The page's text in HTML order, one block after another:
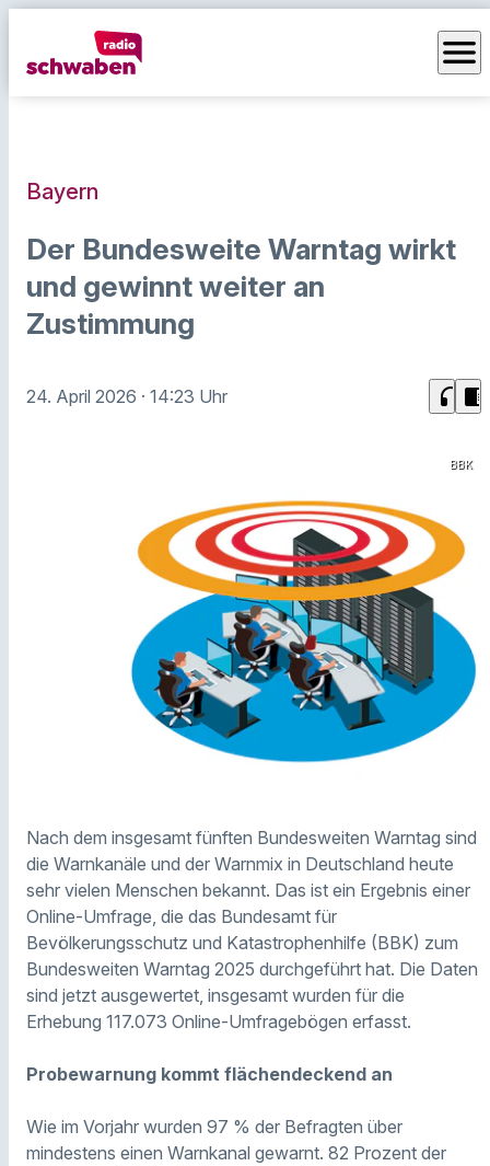
menu
Bayern
Der Bundesweite Warntag wirkt
und gewinnt weiter an
Zustimmung
24. April 2026 · 14:23 Uhr headphones chrome_reader_mode
BBK
Nach dem insgesamt fünften Bundesweiten Warntag sind
die Warnkanäle und der Warnmix in Deutschland heute
sehr vielen Menschen bekannt. Das ist ein Ergebnis einer
Online-Umfrage, die das Bundesamt für
Bevölkerungsschutz und Katastrophenhilfe (BBK) zum
Bundesweiten Warntag 2025 durchgeführt hat. Die Daten
sind jetzt ausgewertet, insgesamt wurden für die
Erhebung 117.073 Online-Umfragebögen erfasst.
Probewarnung kommt flächendeckend an
Wie im Vorjahr wurden 97 % der Befragten über
mindestens einen Warnkanal gewarnt. 82 Prozent der